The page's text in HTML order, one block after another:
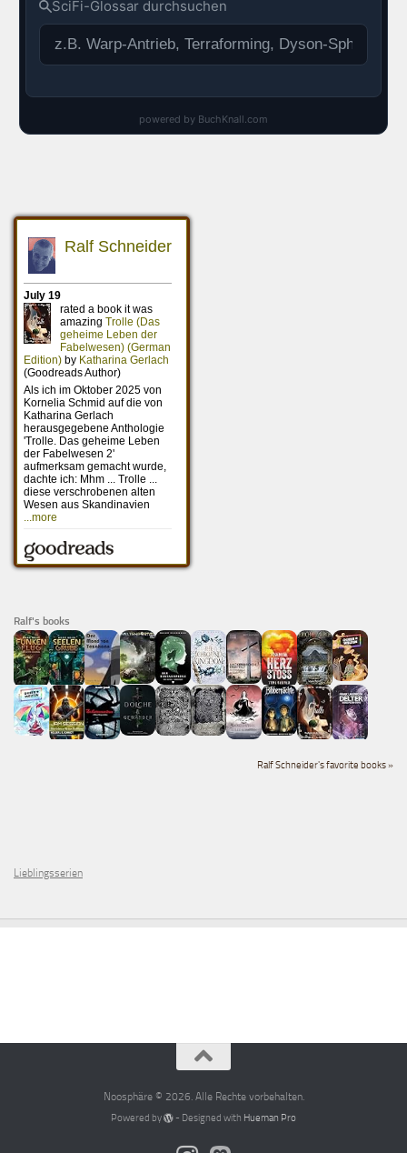
Ralf's books
Ralf Schneider's favorite books »
Lieblingsserien
Noosphäre © 2026. Alle Rechte vorbehalten.
Powered by - Designed with Hueman Pro